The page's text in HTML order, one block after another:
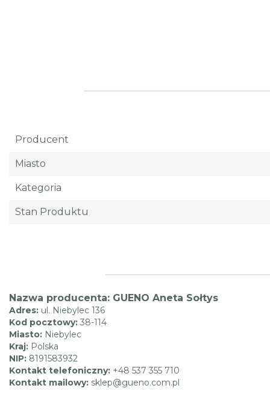
Producent
Miasto
Kategoria
Stan Produktu
Nazwa producenta: GUENO Aneta Sołtys
Adres: ul. Niebylec 136
Kod pocztowy: 38-114
Miasto: Niebylec
Kraj: Polska
NIP: 8191583932
Kontakt telefoniczny: +48 537 355 710
Kontakt mailowy: sklep@gueno.com.pl